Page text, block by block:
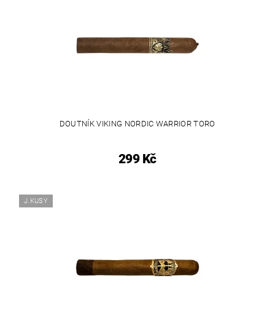
DOUTNÍK VIKING NORDIC WARRIOR TORO
299 Kč
J.KUSY